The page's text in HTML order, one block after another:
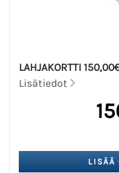
LAHJAKORTTI
Lisätiedot